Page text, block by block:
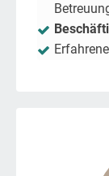
Erfahrene